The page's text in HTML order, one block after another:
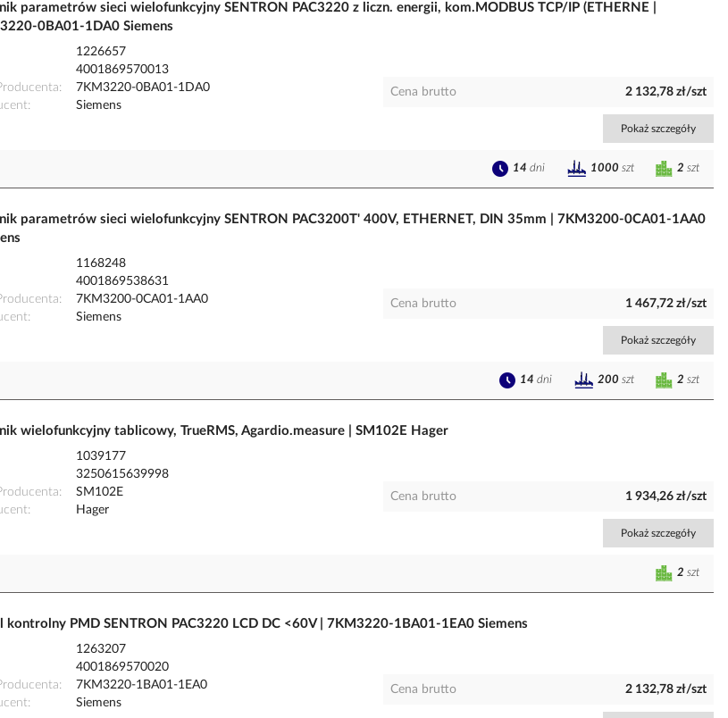
parametrów sieci wielofunkcyjny SENTRON PAC3220 z liczn. energii, kom.MODBUS TCP/IP (ETHERNE |
0BA01-1DA0 Siemens
1226657
4001869570013
7KM3220-0BA01-1DA0
Siemens
Cena brutto 2 132,78 zł/szt
Pokaż szczegóły
2 szt
14 dni 1000 szt
parametrów sieci wielofunkcyjny SENTRON PAC3200T' 400V, ETHERNET, DIN 35mm | 7KM3200-0CA01-1AA0
1168248
4001869538631
7KM3200-0CA01-1AA0
Siemens
Cena brutto 1 467,72 zł/szt
Pokaż szczegóły
2 szt
14 dni 200 szt
wielofunkcyjny tablicowy, TrueRMS, Agardio.measure | SM102E Hager
1039177
3250615639998
SM102E
Hager
Cena brutto 1 934,26 zł/szt
Pokaż szczegóły
2 szt
kontrolny PMD SENTRON PAC3220 LCD DC <60V | 7KM3220-1BA01-1EA0 Siemens
1263207
4001869570020
7KM3220-1BA01-1EA0
Siemens
Cena brutto 2 132,78 zł/szt